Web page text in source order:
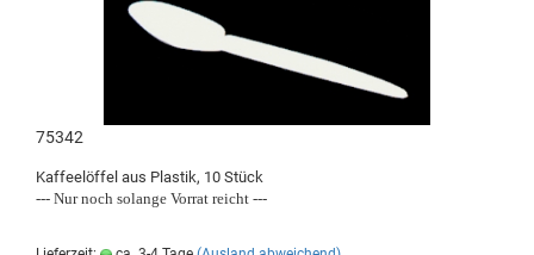
75342
Kaffeelöffel aus Plastik, 10 Stück
--- Nur noch solange Vorrat reicht ---